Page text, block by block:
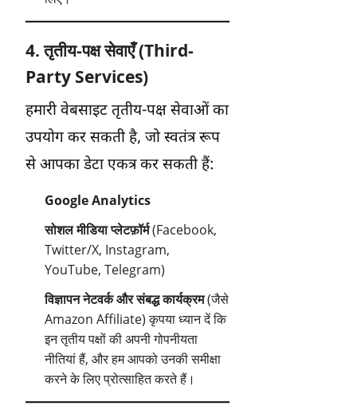
4. तृतीय-पक्ष सेवाएँ (Third-
Party Services)
हमारी वेबसाइट तृतीय-पक्ष सेवाओं का
उपयोग कर सकती है, जो स्वतंत्र रूप
से आपका डेटा एकत्र कर सकती हैं:
Google Analytics
सोशल मीडिया प्लेटफ़ॉर्म(Facebook,
Twitter/X, Instagram,
YouTube, Telegram)
विज्ञापन नेटवर्क और संबद्ध कार्यक्रम(जैसे
Amazon Affiliate) कृपया ध्यान दें कि
इन तृतीय पक्षों की अपनी गोपनीयता
नीतियां हैं, और हम आपको उनकी समीक्षा
करने के लिए प्रोत्साहित करते हैं।